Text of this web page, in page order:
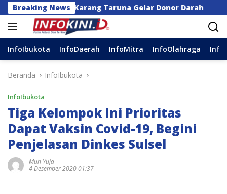
Langsung
ke
konten
Breaking News
dan Karang Taruna Gelar Donor Darah Anggota
InfoIbukota InfoDaerah InfoMitra InfoOlahraga
Beranda InfoIbukota
InfoIbukota
Tiga Kelompok Ini Prioritas
Dapat Vaksin Covid-19, Begini
Penjelasan Dinkes Sulsel
Muh Yuja
4 Desember 2020 01:37